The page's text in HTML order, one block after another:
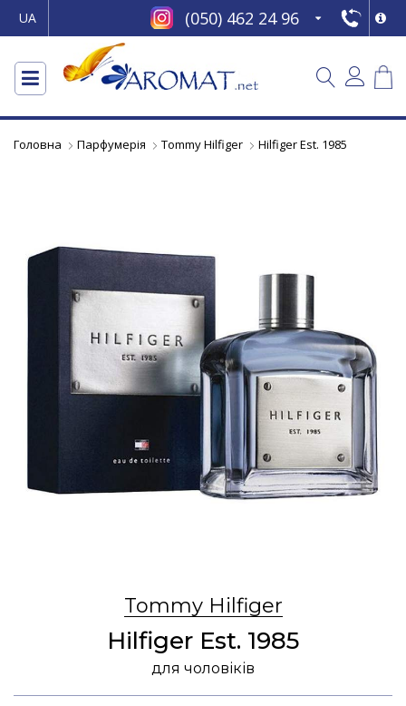
UA (050) 462 24 96
Головна Парфумерія Tommy Hilfiger Hilfiger Est. 1985
Tommy Hilfiger
Hilfiger Est. 1985
для чоловіків